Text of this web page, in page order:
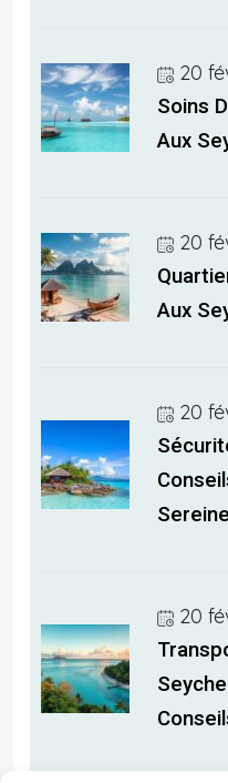
20
Soins
Aux
20
Aux
20
Sereine
20